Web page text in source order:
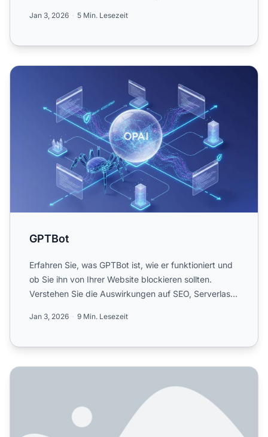
Jan 3, 2026 5 Min. Lesezeit
GPTBot
GPTBot
Erfahren Sie, was GPTBot ist, wie er funktioniert und
ob Sie ihn von Ihrer Website blockieren sollten.
Verstehen Sie die Auswirkungen auf SEO, Serverlast
Jan 3, 2026 9 Min. Lesezeit
Was ist GPTBot und Sollten Sie Ihn Zulassen?